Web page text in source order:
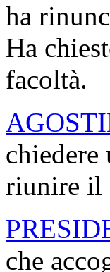
ha
Ha
facoltà.
chiedere
riunire il
che